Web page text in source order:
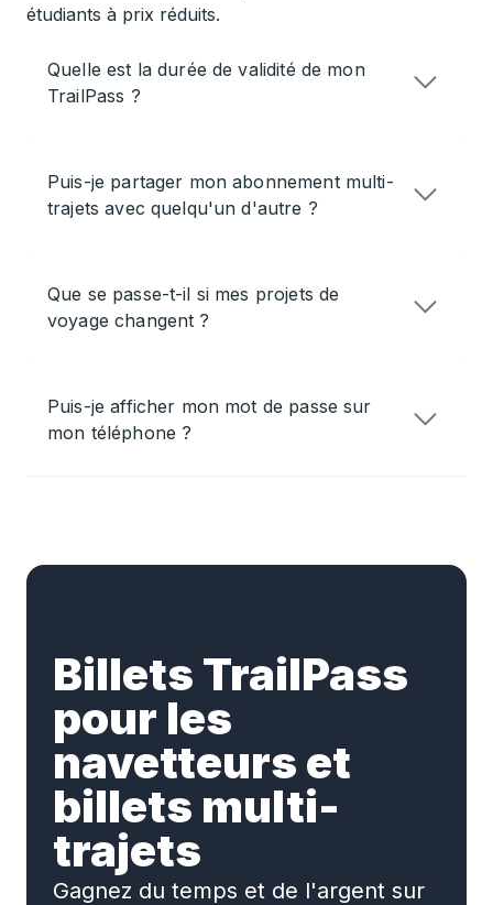
étudiants à prix réduits.
Quelle est la durée de validité de mon
TrailPass ?
Puis-je partager mon abonnement multi-
trajets avec quelqu'un d'autre ?
Que se passe-t-il si mes projets de
voyage changent ?
Puis-je afficher mon mot de passe sur
mon téléphone ?
Billets TrailPass
pour les
navetteurs et
billets multi-
trajets
Gagnez du temps et de l'argent sur